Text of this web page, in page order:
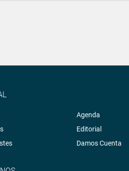
Agenda
Editorial
Damos Cuenta